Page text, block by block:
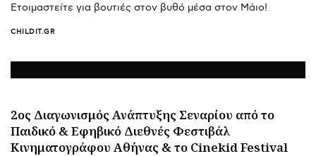
Ετοιμαστείτε για βουτιές στον βυθό μέσα στον Μάιο!
CHILDIT.GR
2ος Διαγωνισμός Ανάπτυξης Σεναρίου από το
Παιδικό & Εφηβικό Διεθνές Φεστιβάλ
Κινηματογράφου Αθήνας & το Cinekid Festival